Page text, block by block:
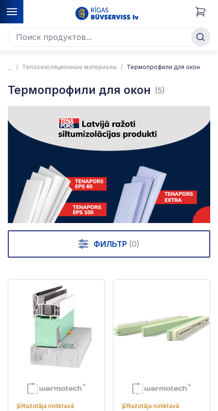
Теплоизоляционные материалы Термопрофили для окон
Термопрофили для окон (5)
ФИЛЬТР (0)
Ražotāja noliktavā Ražotāja noliktavā